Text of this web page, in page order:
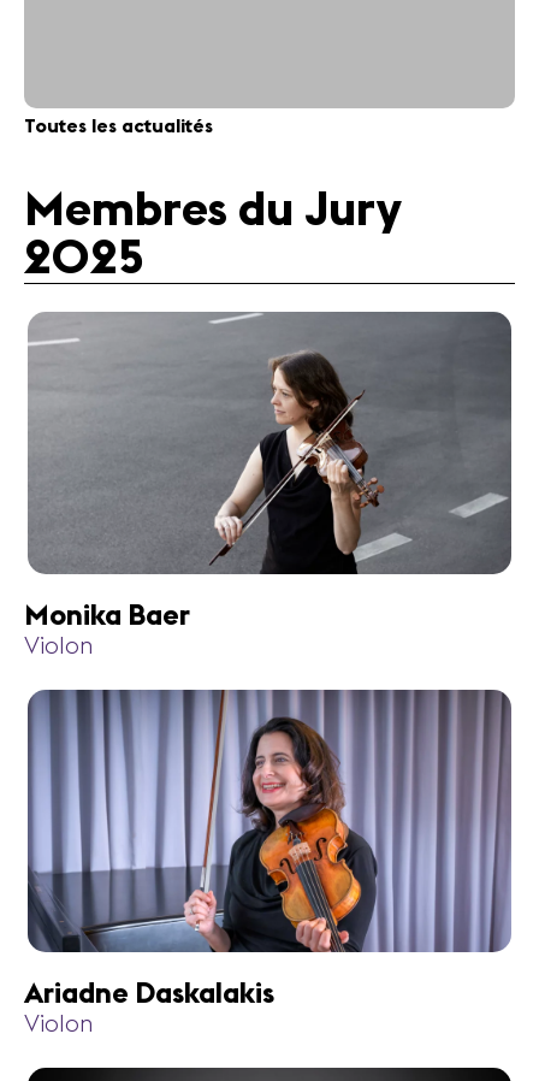
Toutes les actualités
Membres du Jury
2025
Monika Baer
Violon
Ariadne Daskalakis
Violon